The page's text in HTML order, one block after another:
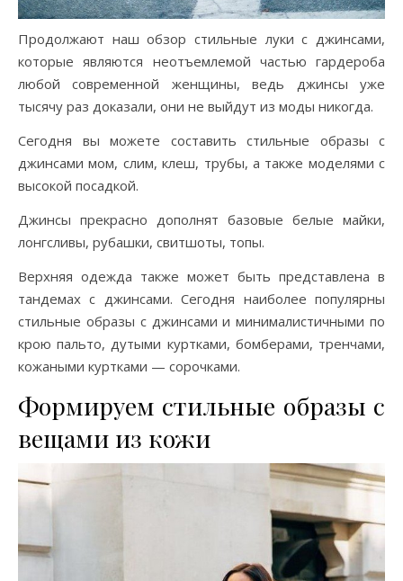
Продолжают наш обзор стильные луки с джинсами,
которые являются неотъемлемой частью гардероба
любой современной женщины, ведь джинсы уже
тысячу раз доказали, они не выйдут из моды никогда.
Сегодня вы можете составить стильные образы с
джинсами мом, слим, клеш, трубы, а также моделями с
высокой посадкой.
Джинсы прекрасно дополнят базовые белые майки,
лонгсливы, рубашки, свитшоты, топы.
Верхняя одежда также может быть представлена в
тандемах с джинсами. Сегодня наиболее популярны
стильные образы с джинсами и минималистичными по
крою пальто, дутыми куртками, бомберами, тренчами,
кожаными куртками — сорочками.
Формируем стильные образы с
вещами из кожи